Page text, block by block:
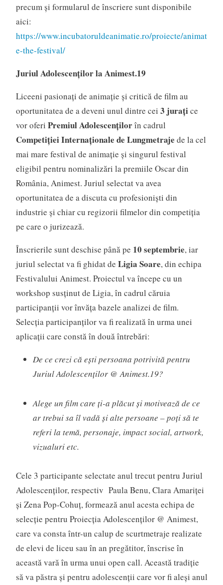
precum și formularul de înscriere sunt disponibile
aici:
https://www.incubatoruldeanimatie.ro/proiecte/animat
e-the-festival/
Juriul Adolescenților la Animest.19
Liceeni pasionați de animație și critică de film au
oportunitatea de a deveni unul dintre cei 3 jurațice
vor oferi Premiul Adolescențilorîn cadrul
Competiției Internaționale de Lungmetraje de la cel
mai mare festival de animație și singurul festival
eligibil pentru nominalizări la premiile Oscar din
România, Animest. Juriul selectat va avea
oportunitatea de a discuta cu profesioniști din
industrie și chiar cu regizorii filmelor din competiția
pe care o jurizează.
Înscrierile sunt deschise până pe 10 septembrie, iar
juriul selectat va fi ghidat de Ligia Soare, din echipa
Festivalului Animest. Proiectul va începe cu un
workshop susținut de Ligia, în cadrul căruia
participanții vor învăța bazele analizei de film.
Selecția participanților va fi realizată în urma unei
aplicații care constă în două întrebări:
De ce crezi că ești persoana potrivită pentru
Juriul Adolescenților @ Animest.19?
Alege un film care ți-a plăcut și motivează de ce
ar trebui sa îl vadă și alte persoane – poți să te
referi la temă, personaje, impact social, artwork,
vizualuri etc.
Cele 3 participante selectate anul trecut pentru Juriul
Adolescenților, respectiv Paula Benu, Clara Amariței
și Zena Pop-Cohuț, formează anul acesta echipa de
selecție pentru Proiecția Adolescenților @ Animest,
care va consta într-un calup de scurtmetraje realizate
de elevi de liceu sau în an pregătitor, înscrise în
această vară în urma unui open call. Această tradiție
să va păstra și pentru adolescenții care vor fi aleși anul